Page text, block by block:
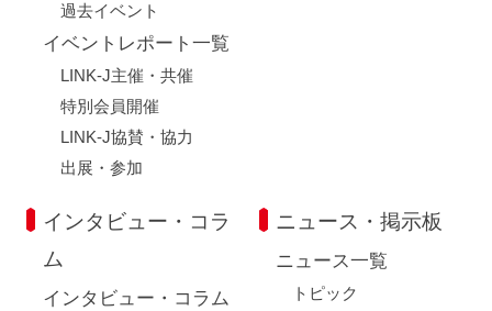
過去イベント
イベントレポート一覧
LINK-J主催・共催
特別会員開催
LINK-J協賛・協力
出展・参加
インタビュー・コラ
ム
インタビュー・コラム
ニュース・掲示板
ニュース一覧
トピック